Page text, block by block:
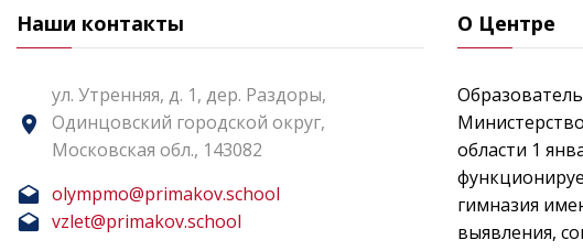
Наши контакты
ул. Утренняя, д. 1, дер. Раздоры,
Одинцовский городской округ,
Московская обл., 143082
olympmo@primakov.school
vzlet@primakov.school
О Центре
области 1
гимназия
выявления,